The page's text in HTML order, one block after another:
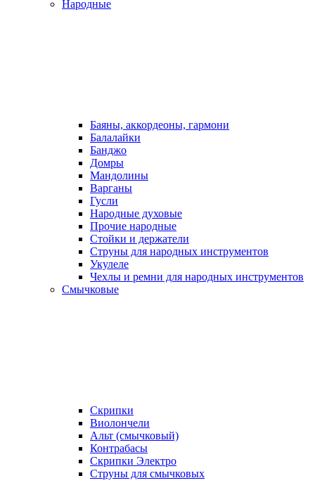
Народные
Баяны, аккордеоны, гармони
Балалайки
Банджо
Домры
Мандолины
Варганы
Гусли
Народные духовые
Прочие народные
Стойки и держатели
Струны для народных инструментов
Укулеле
Чехлы и ремни для народных инструментов
Смычковые
Скрипки
Виолончели
Альт (смычковый)
Контрабасы
Скрипки Электро
Струны для смычковых